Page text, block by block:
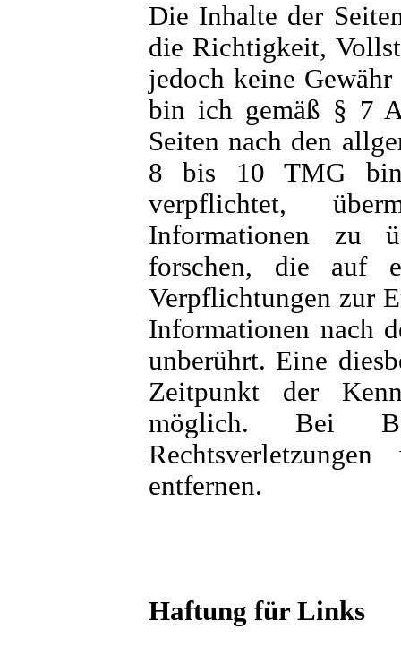
Die Inhalte der
die Richtigkeit,
jedoch keine
bin ich gemäß § 7
Seiten nach den
8 bis 10 TMG bin
verpflichtet,
Informationen zu
forschen, die auf
Verpflichtungen zur
Informationen nach
unberührt. Eine
Zeitpunkt der
möglich. Bei
entfernen.
Haftung für Links